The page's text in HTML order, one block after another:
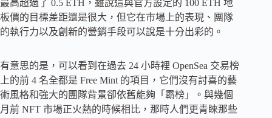
最高超過了 0.5 ETH，雖說這與官方設定的 100 ETH 地
板價的目標差距還是很大，但它在市場上的表現、團隊
的執行力以及創新的營銷手段可以說是十分出彩的。
有意思的是，可以看到在過去 24 小時裡 OpenSea 交易榜
上的前 4 名全都是 Free Mint 的項目，它們沒有討喜的藝
術風格和強大的團隊背景卻依舊能夠「霸榜」。與幾個
月前 NFT 市場正火熱的時候相比，那時人們更青睞那些